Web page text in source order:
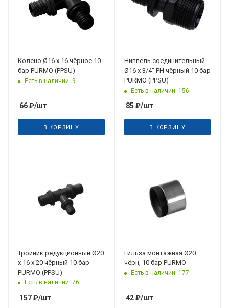
Колено Ø16 х 16 чёрное 10
бар PURMO (PPSU)
Есть в наличии: 9
66₽/шт
В КОРЗИНУ
Ниппель соединительный
Ø16 х 3/4" РН чёрный 10 бар
PURMO (PPSU)
Есть в наличии: 156
85 ₽/шт
В КОРЗИНУ
Тройник редукционный Ø20
х 16 х 20 чёрный 10 бар
PURMO (PPSU)
Есть в наличии: 76
157₽/шт
Гильза монтажная Ø20
чёрн, 10 бар PURMO
Есть в наличии: 177
42₽/шт